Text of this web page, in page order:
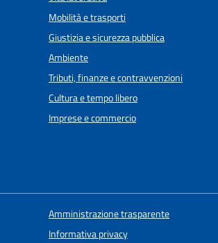
Mobilità e trasporti
Giustizia e sicurezza pubblica
Ambiente
Tributi, finanze e contravvenzioni
Cultura e tempo libero
Imprese e commercio
Amministrazione trasparente
Informativa privacy